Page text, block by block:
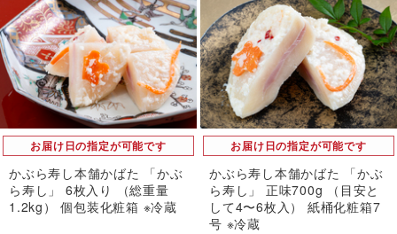
お届け日の指定が可能です
かぶら寿し本舗かばた 「かぶ
ら寿し」 6枚入り （総重量
1.2kg） 個包装化粧箱 ※冷蔵
お届け日の指定が可能です
かぶら寿し本舗かばた 「かぶ
ら寿し」 正味700g （目安と
して4〜6枚入） 紙桶化粧箱7
号 ※冷蔵